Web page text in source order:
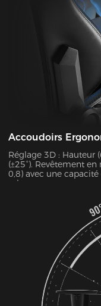
Accoudoirs
Professionnel
Réglage 3D :
(±25°). Revêtement
0,8) avec une
robuste.